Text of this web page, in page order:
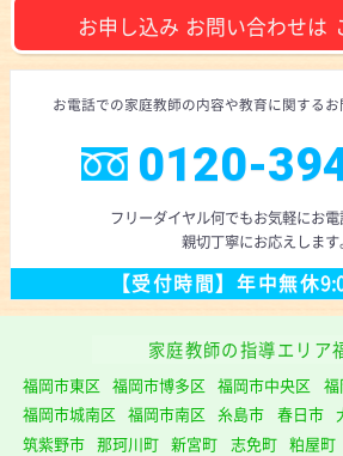
お申し込み お問い合わせは
お電話での家庭教師の内容や教育に関する
0120-
フリーダイヤル何でもお気軽にお電
親切丁寧にお応えします
【受付時間】年中無休
家庭教師の指導エリア
福岡市東区 福岡市博多区 福岡市中央区 福
福岡市城南区 福岡市南区 糸島市 春日市
筑紫野市 那珂川町 新宮町 志免町 粕屋町